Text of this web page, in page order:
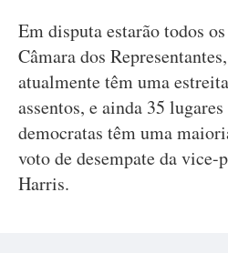
Em disputa estarão todos
Câmara dos
atualmente têm uma
assentos, e ainda 35
democratas têm uma
voto de desempate da vice-
Harris.